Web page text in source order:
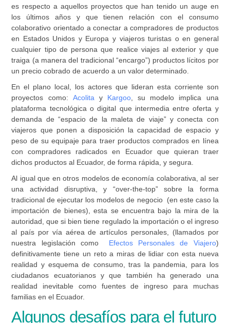
es respecto a aquellos proyectos que han tenido un auge en
los últimos años y que tienen relación con el consumo
colaborativo orientado a conectar a compradores de productos
en Estados Unidos y Europa y viajeros turistas o en general
cualquier tipo de persona que realice viajes al exterior y que
traiga (a manera del tradicional “encargo”) productos lícitos por
un precio cobrado de acuerdo a un valor determinado.
En el plano local, los actores que lideran esta corriente son
proyectos como: Acolita y Kargoo , su modelo implica una
plataforma tecnológica o digital que intermedia entre oferta y
demanda de “espacio de la maleta de viaje” y conecta con
viajeros que ponen a disposición la capacidad de espacio y
peso de su equipaje para traer productos comprados en línea
con compradores radicados en Ecuador que quieran traer
dichos productos al Ecuador, de forma rápida, y segura.
Al igual que en otros modelos de economía colaborativa, al ser
una actividad disruptiva, y “over-the-top” sobre la forma
tradicional de ejecutar los modelos de negocio (en este caso la
importación de bienes), esta se encuentra bajo la mira de la
autoridad, que si bien tiene regulado la importación o el ingreso
al país por vía aérea de artículos personales, (llamados por
nuestra legislación como Efectos Personales de Viajero)
definitivamente tiene un reto a miras de lidiar con esta nueva
realidad y esquema de consumo, tras la pandemia, para los
ciudadanos ecuatorianos y que también ha generado una
realidad inevitable como fuentes de ingreso para muchas
familias en el Ecuador.
Algunos desafíos para el futuro